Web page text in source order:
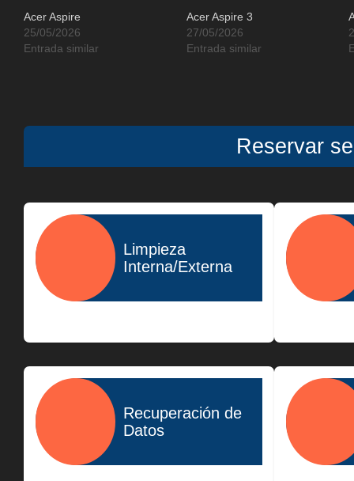
Acer Aspire
25/05/2026
Entrada similar
Acer Aspire 3
27/05/2026
Entrada similar
Reservar
Limpieza
Interna/Externa
Recuperación de
Datos